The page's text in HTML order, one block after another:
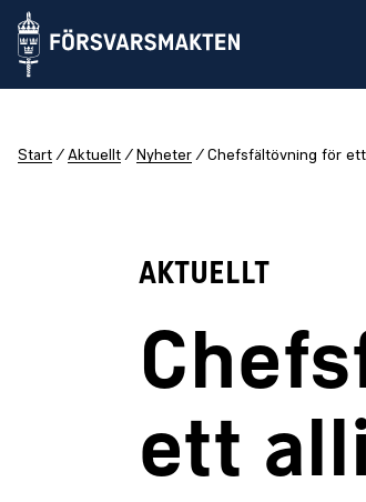
Start Aktuellt Nyheter Chefsfältövning för
AKTUELLT
ett